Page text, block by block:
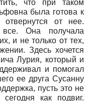
что при таком
была готова к
от нее.
Она получала
и не только от тех,
Здесь хочется
Лурия, который и
и помогал
ее друга Сусанну
пусть это не
как подвиг.